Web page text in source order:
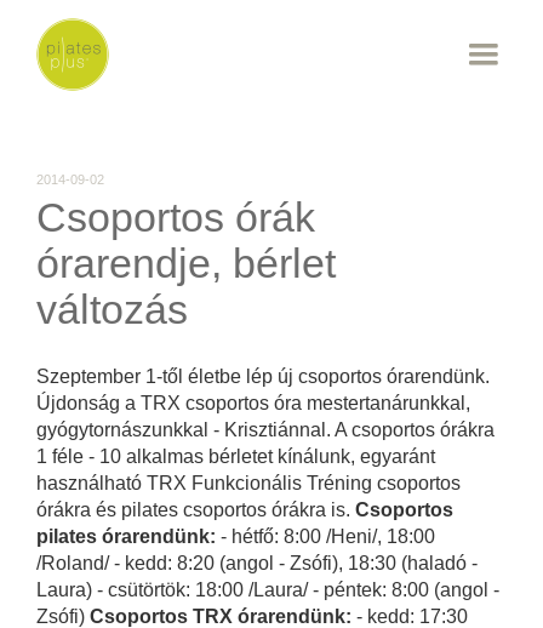
2014-09-02
Csoportos órák
órarendje, bérlet
változás
Szeptember 1-től életbe lép új csoportos órarendünk.
Újdonság a TRX csoportos óra mestertanárunkkal,
gyógytornászunkkal - Krisztiánnal. A csoportos órákra
1 féle - 10 alkalmas bérletet kínálunk, egyaránt
használható TRX Funkcionális Tréning csoportos
órákra és pilates csoportos órákra is. Csoportos
pilates órarendünk: - hétfő: 8:00 /Heni/, 18:00
/Roland/ - kedd: 8:20 (angol - Zsófi), 18:30 (haladó -
Laura) - csütörtök: 18:00 /Laura/ - péntek: 8:00 (angol -
Zsófi) Csoportos TRX órarendünk: - kedd: 17:30